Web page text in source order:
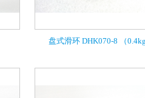
盘式滑环 DHK070-8 （